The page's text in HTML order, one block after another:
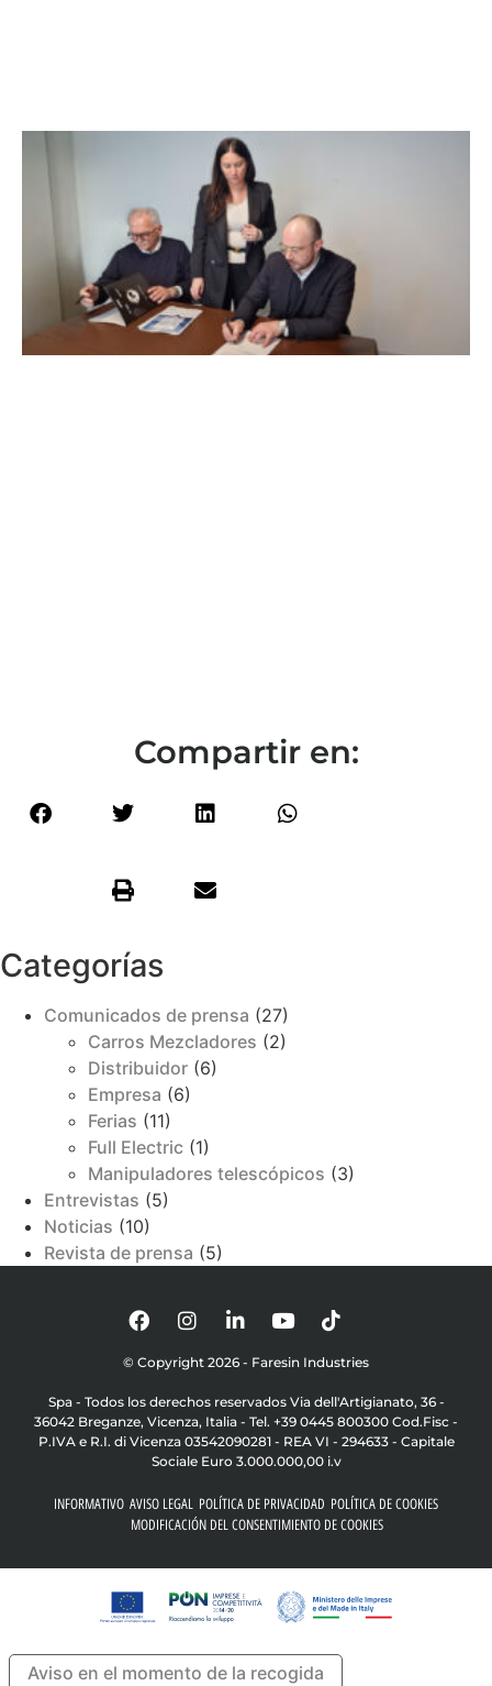
Compartir en:
Categorías
Comunicados de prensa (27)
Carros Mezcladores (2)
Distribuidor (6)
Empresa (6)
Ferias (11)
Full Electric (1)
Manipuladores telescópicos (3)
Entrevistas (5)
Noticias (10)
Revista de prensa (5)
© Copyright 2026 - Faresin Industries
Spa - Todos los derechos reservados Via dell'Artigianato, 36 -
36042 Breganze, Vicenza, Italia - Tel. +39 0445 800300 Cod.Fisc -
P.IVA e R.I. di Vicenza 03542090281 - REA VI - 294633 - Capitale
Sociale Euro 3.000.000,00 i.v
INFORMATIVO AVISO LEGAL POLÍTICA DE PRIVACIDAD POLÍTICA DE COOKIES
MODIFICACIÓN DEL CONSENTIMIENTO DE COOKIES
Aviso en el momento de la recogida